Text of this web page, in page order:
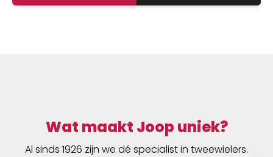
Wat maakt Joop uniek?
Al sinds 1926 zijn we dé specialist in tweewielers.